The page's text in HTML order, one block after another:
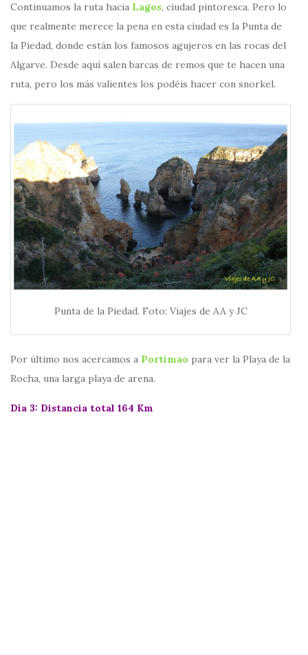
Continuamos la ruta hacia Lagos, ciudad pintoresca. Pero lo
que realmente merece la pena en esta ciudad es la Punta de
la Piedad, donde están los famosos agujeros en las rocas del
Algarve. Desde aquí salen barcas de remos que te hacen una
ruta, pero los más valientes los podéis hacer con snorkel.
Punta de la Piedad. Foto: Viajes de AA y JC
Por último nos acercamos a Portimao para ver la Playa de la
Rocha, una larga playa de arena.
Día 3: Distancia total 164 Km